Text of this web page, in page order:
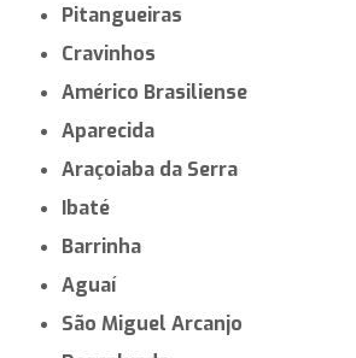
Pitangueiras
Cravinhos
Américo Brasiliense
Aparecida
Araçoiaba da Serra
Ibaté
Barrinha
Aguaí
São Miguel Arcanjo